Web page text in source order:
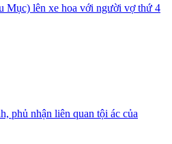
Mục) lên xe hoa với người vợ thứ 4
phủ nhận liên quan tội ác của